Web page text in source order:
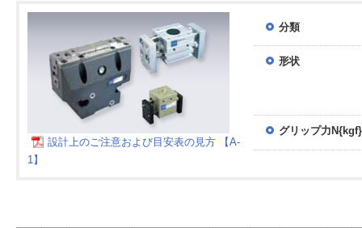
設計上のご注意および目安表の見方 【A-
1】
分類
形状
グリップ力N{kgf}